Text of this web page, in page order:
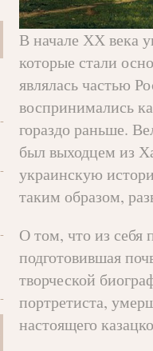
В начале ХХ века
которые стали
являлась частью
воспринимались
гораздо раньше.
был выходцем из
украинскую
таким образом,
О том, что из себя
подготовившая
творческой
портретиста,
настоящего